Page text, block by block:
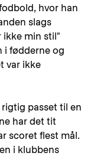
hvor han
slags
ikke min stil"
i fødderne og
var ikke
passet til en
har det tit
scoret flest mål.
i klubbens